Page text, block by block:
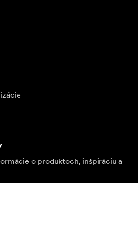
o produktoch, inšpiráciu a